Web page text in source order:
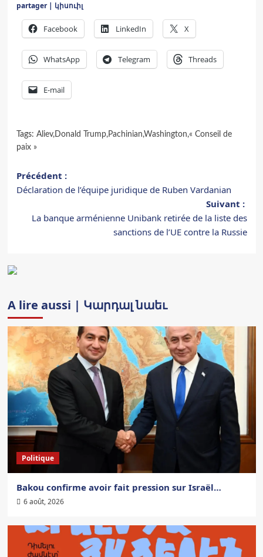
partager | կիսուիլ
Facebook LinkedIn X
WhatsApp Telegram Threads
E-mail
Tags: Aliev,Donald Trump,Pachinian,Washington,« Conseil de
paix »
Navigation
Précédent :
Déclaration de l’équipe juridique de Ruben Vardanian
Suivant :
La banque arménienne Unibank retirée de la liste des
sanctions de l’UE contre la Russie
A lire aussi | Կարդալ նաեւ
Politique
Bakou confirme avoir fait pression sur Israël…
6 août, 2026